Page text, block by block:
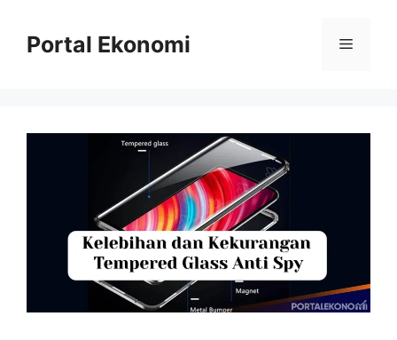
Portal Ekonomi Menu